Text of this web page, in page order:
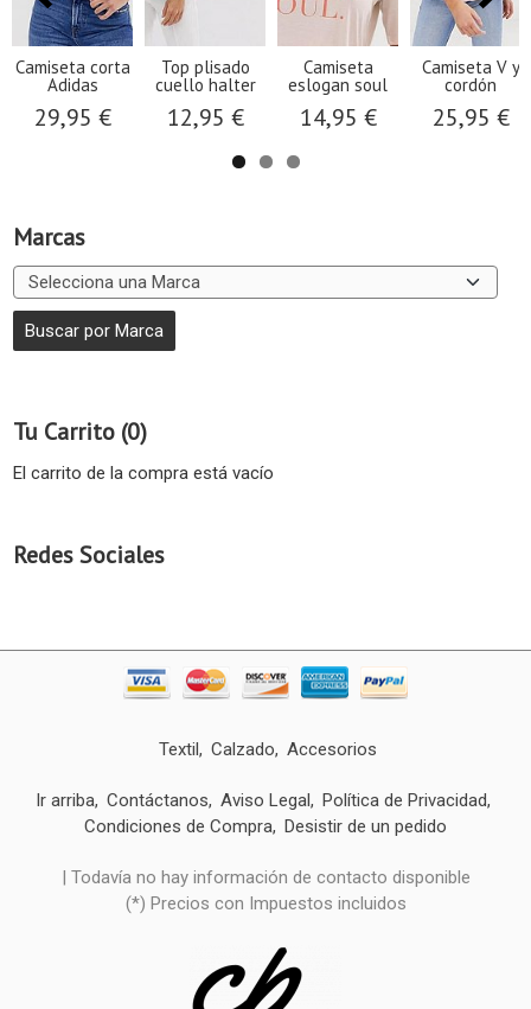
Marcas
Tu Carrito (0)
El carrito de la compra está vacío
Redes Sociales
Camiseta corta
Adidas
29,95 €
Top plisado
cuello halter
12,95 €
Camiseta
eslogan soul
14,95 €
Camiseta V y
cordón
25,95 €
Textil Calzado Accesorios
Ir arriba Contáctanos Aviso Legal
Política de Privacidad
Condiciones de Compra Desistir de un pedido
| Todavía no hay información de contacto disponible
(*) Precios con Impuestos incluidos